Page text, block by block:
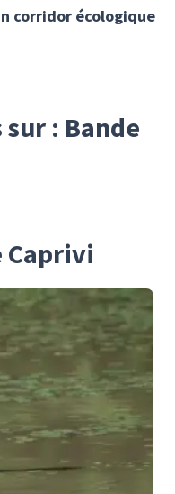
corridor écologique
: Bande
Caprivi